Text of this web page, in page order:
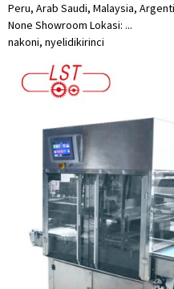
Peru, Arab Saudi, Malaysia,
None Showroom Lokasi: ...
nakoni, nyelidikirinci